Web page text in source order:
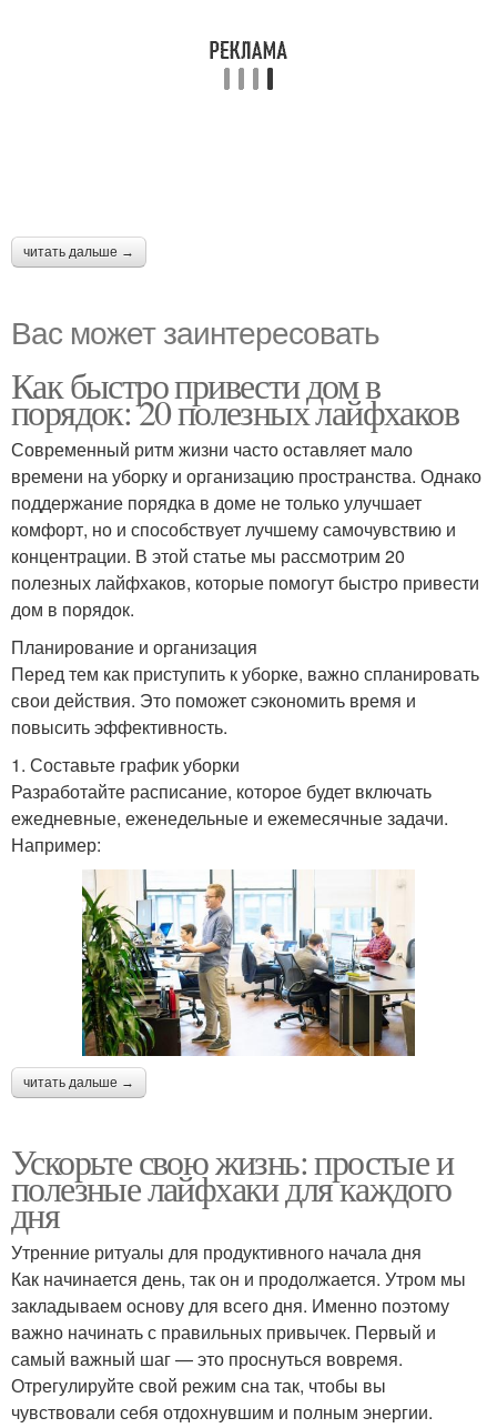
читать дальше →
Вас может заинтересовать
Как быстро привести дом в
порядок: 20 полезных лайфхаков
Современный ритм жизни часто оставляет мало
времени на уборку и организацию пространства. Однако
поддержание порядка в доме не только улучшает
комфорт, но и способствует лучшему самочувствию и
концентрации. В этой статье мы рассмотрим 20
полезных лайфхаков, которые помогут быстро привести
дом в порядок.
Планирование и организация
Перед тем как приступить к уборке, важно спланировать
свои действия. Это поможет сэкономить время и
повысить эффективность.
1. Составьте график уборки
Разработайте расписание, которое будет включать
ежедневные, еженедельные и ежемесячные задачи.
Например:
читать дальше →
Ускорьте свою жизнь: простые и
полезные лайфхаки для каждого
дня
Утренние ритуалы для продуктивного начала дня
Как начинается день, так он и продолжается. Утром мы
закладываем основу для всего дня. Именно поэтому
важно начинать с правильных привычек. Первый и
самый важный шаг — это проснуться вовремя.
Отрегулируйте свой режим сна так, чтобы вы
чувствовали себя отдохнувшим и полным энергии.